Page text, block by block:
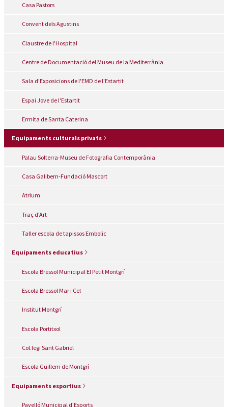
Casa Pastors
Convent dels Agustins
Claustre de l'Hospital
Centre de Documentació del Museu de la Mediterrània
Sala d'Exposicions de l'EMD de l'Estartit
Espai Jove de l'Estartit
Ermita de Santa Caterina
Equipaments culturals privats
Palau Solterra-Museu de Fotografia Contemporània
Casa Galibern-Fundació Mascort
Atrium
Traç d'Art
Taller escola de tapissos Embolic
Equipaments educatius
Escola Bressol Municipal El Petit Montgrí
Escola Bressol Mar i Cel
Institut Montgrí
Escola Portitxol
Col.legi Sant Gabriel
Escola Guillem de Montgrí
Equipaments esportius
Pavelló Municipal d'Esports